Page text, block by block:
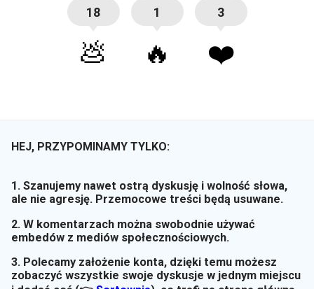
18
💩
1
🔥
3
❤️
HEJ, PRZYPOMINAMY TYLKO:
1. Szanujemy nawet ostrą dyskusję i wolność słowa,
ale nie agresję. Przemocowe treści będą usuwane.
2. W komentarzach można swobodnie używać
embedów z mediów społecznościowych.
3. Polecamy założenie konta, dzięki temu możesz
zobaczyć wszystkie swoje dyskusje w jednym miejscu